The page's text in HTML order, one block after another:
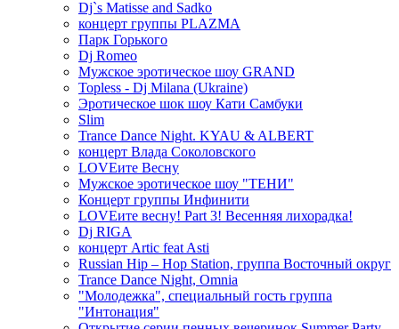
Dj`s Matisse and Sadko
концерт группы PLAZMA
Парк Горького
Dj Romeo
Мужское эротическое шоу GRAND
Topless - Dj Milana (Ukraine)
Эротическое шок шоу Кати Самбуки
Slim
Trance Dance Night. KYAU & ALBERT
концерт Влада Соколовского
LOVEите Весну
Мужское эротическое шоу "ТЕНИ"
Концерт группы Инфинити
LOVEите весну! Part 3! Весенняя лихорадка!
Dj RIGA
концерт Artic feat Asti
Russian Hip – Hop Station, группа Восточный округ
Trance Dance Night, Omnia
"Молодежка", специальный гость группа
"Интонация"